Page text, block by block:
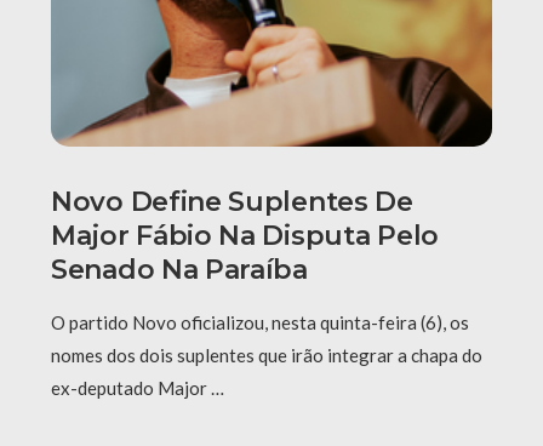
Novo Define Suplentes De
Major Fábio Na Disputa Pelo
Senado Na Paraíba
O partido Novo oficializou, nesta quinta-feira (6), os
nomes dos dois suplentes que irão integrar a chapa do
ex-deputado Major …